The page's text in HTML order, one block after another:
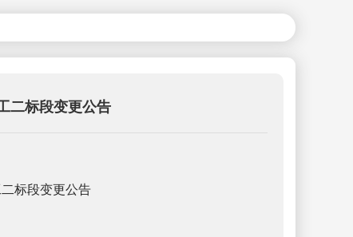
二标段变更公告
二标段变更公告